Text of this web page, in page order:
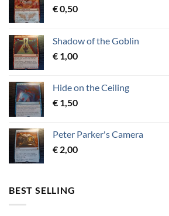
€0,50
Shadow of the Goblin
€ 1,00
Hide on the Ceiling
€ 1,50
Peter Parker's Camera
€ 2,00
BEST SELLING